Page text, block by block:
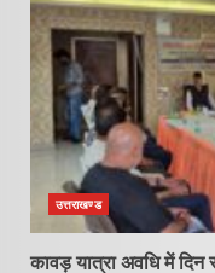
उत्तराखण्ड
कावड़ यात्रा अवधि में दिन